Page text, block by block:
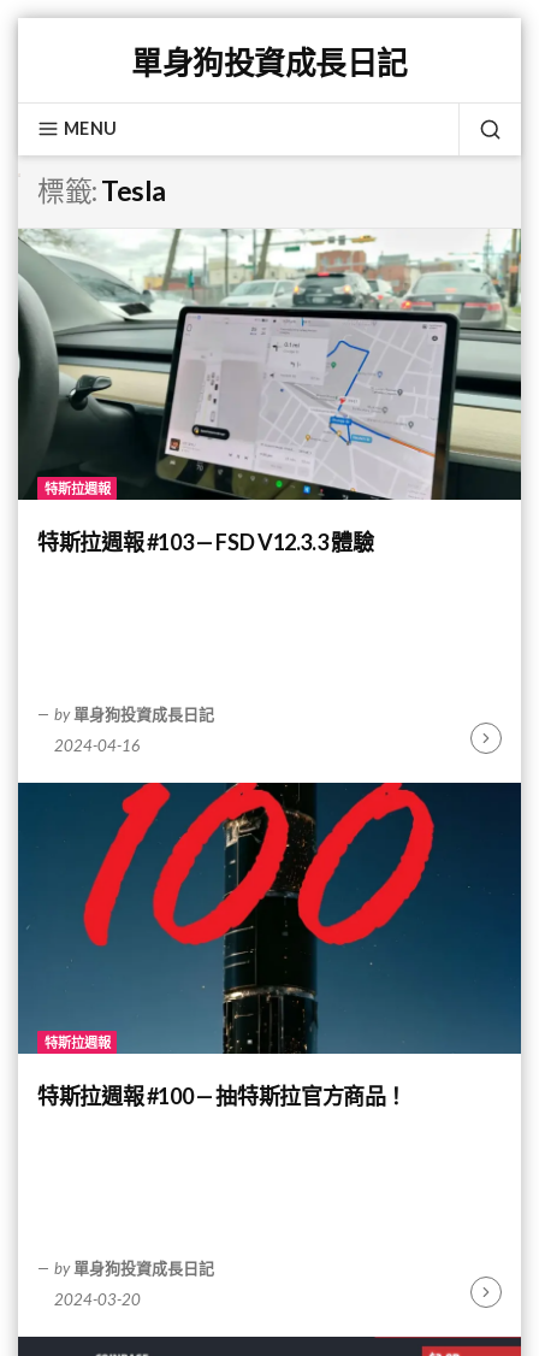
content
單身狗投資成長日記
MENU
標籤:Tesla
特斯拉週報
特斯拉週報 #103 — FSD V12.3.3 體驗
by 單身狗投資成長日記
2024-04-16
特斯拉週報
特斯拉週報 #100 — 抽特斯拉官方商品！
by 單身狗投資成長日記
2024-03-20